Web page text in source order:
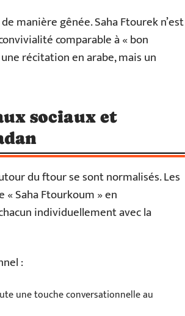
manière gênée. Saha Ftourek n’est
comparable à « bon
récitation en arabe, mais un
sociaux et
du ftour se sont normalisés. Les
Saha Ftourkoum » en
individuellement avec la
:
une touche conversationnelle au